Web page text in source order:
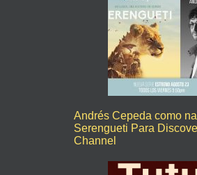
Andrés Cepeda como
Serengueti Para
Channel